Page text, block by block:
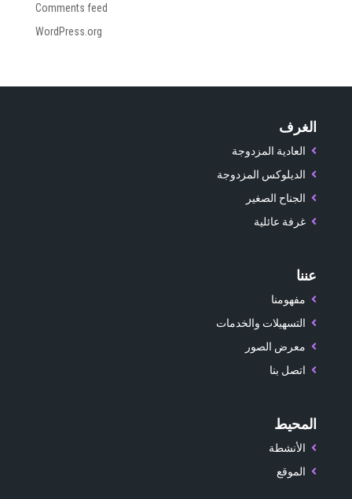
Comments feed
WordPress.org
الغرف
العادية المزدوجة
الديلوكس المزدوجة
الجناح الصغير
غرفة عائلية
عننا
مفهومنا
التسهيلات والخدمات
معرض الصور
اتصل بنا
المحيط
الأنشطة
الموقع